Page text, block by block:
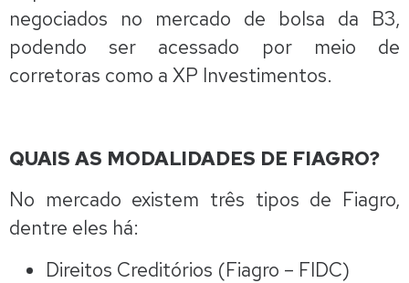
negociados no mercado de bolsa da B3,
podendo ser acessado por meio de
corretoras como a XP Investimentos.
QUAIS AS MODALIDADES DE FIAGRO?
No mercado existem três tipos de Fiagro,
dentre eles há:
Direitos Creditórios (Fiagro – FIDC)